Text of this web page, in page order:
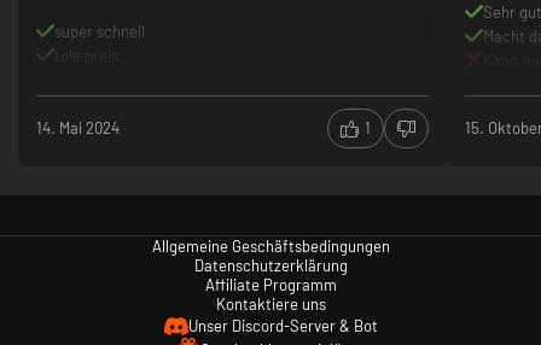
super schnell
tole preis
14. Mai 2024 1
Sehr
Macht
15.
Allgemeine Geschäftsbedingungen
Datenschutzerklärung
Affiliate Programm
Kontaktiere uns
Unser Discord-Server & Bot